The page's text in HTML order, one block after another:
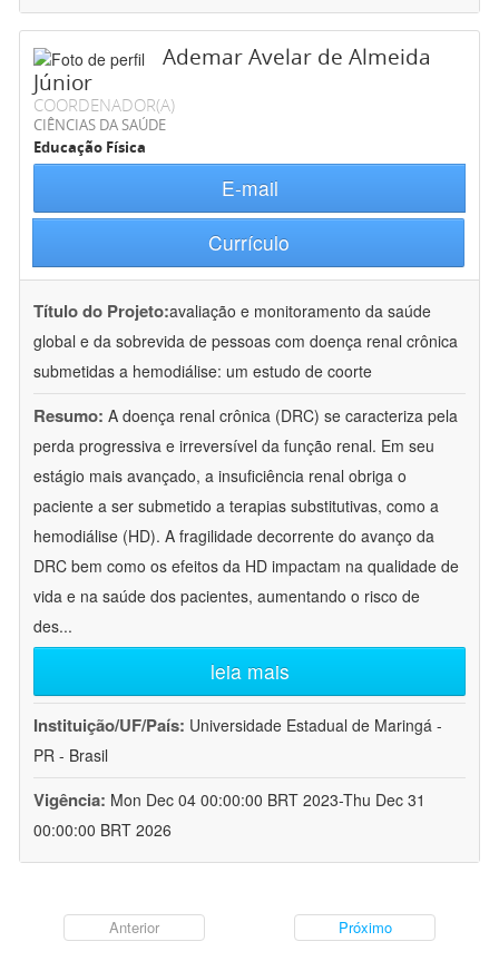
Ademar Avelar de Almeida
Júnior
COORDENADOR(A)
CIÊNCIAS DA SAÚDE
Educação Física
E-mail
Currículo
Título do Projeto:avaliação e monitoramento da saúde
global e da sobrevida de pessoas com doença renal crônica
submetidas a hemodiálise: um estudo de coorte
Resumo: A doença renal crônica (DRC) se caracteriza pela
perda progressiva e irreversível da função renal. Em seu
estágio mais avançado, a insuficiência renal obriga o
paciente a ser submetido a terapias substitutivas, como a
hemodiálise (HD). A fragilidade decorrente do avanço da
DRC bem como os efeitos da HD impactam na qualidade de
vida e na saúde dos pacientes, aumentando o risco de
des...
leia mais
Instituição/UF/País: Universidade Estadual de Maringá -
PR - Brasil
Vigência: Mon Dec 04 00:00:00 BRT 2023-Thu Dec 31
00:00:00 BRT 2026
Anterior Próximo